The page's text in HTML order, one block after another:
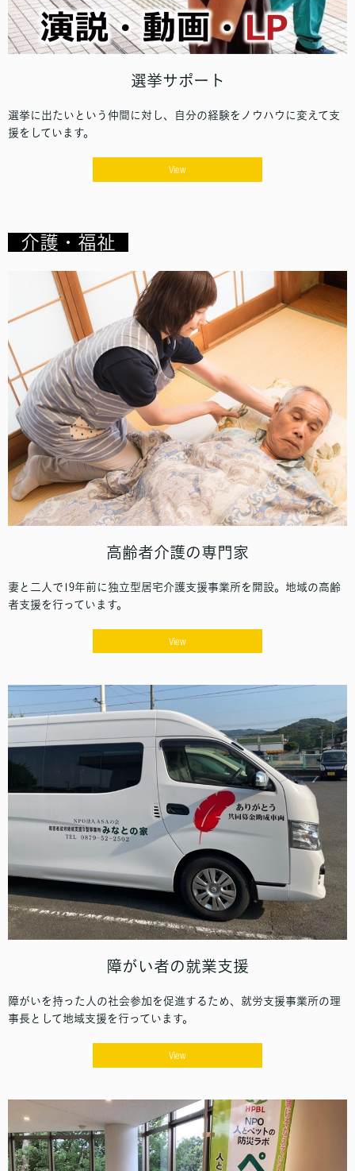
選挙サポート
選挙に出たいという仲間に対し、自分の経験をノウハウに変えて支
援をしています。
View
介護・福祉
高齢者介護の専門家
妻と二人で19年前に独立型居宅介護支援事業所を開設。地域の高齢
者支援を行っています。
View
障がい者の就業支援
障がいを持った人の社会参加を促進するため、就労支援事業所の理
事長として地域支援を行っています。
View